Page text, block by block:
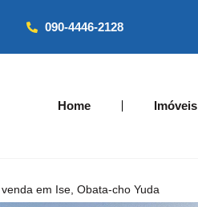
090-4446-2128
Home Imóveis
em Ise, Obata-cho Yuda